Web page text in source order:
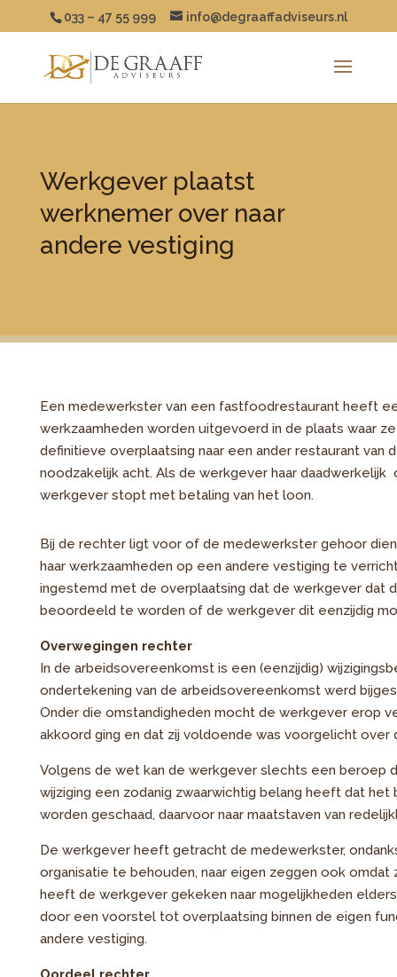
033 – 47 55 999 info@degraaffadviseurs.nl
Werkgever plaatst
werknemer over naar
andere vestiging
Een medewerkster van een fastfoodrestaurant heeft
werkzaamheden worden uitgevoerd in de plaats waar
definitieve overplaatsing naar een ander restaurant
noodzakelijk acht. Als de werkgever haar
werkgever stopt met betaling van het loon.
Bij de rechter ligt voor of de medewerkster gehoor
haar werkzaamheden op een andere vestiging te
ingestemd met de overplaatsing dat de werkgever dat
beoordeeld te worden of de werkgever dit eenzijdig
Overwegingen rechter
In de arbeidsovereenkomst is een (eenzijdig)
ondertekening van de arbeidsovereenkomst werd
Onder die omstandigheden mocht de werkgever erop
akkoord ging en dat zij voldoende was voorgelicht over
Volgens de wet kan de werkgever slechts een beroep
wijziging een zodanig zwaarwichtig belang heeft dat
worden geschaad, daarvoor naar maatstaven van
De werkgever heeft getracht de medewerkster,
organisatie te behouden, naar eigen zeggen ook
heeft de werkgever gekeken naar mogelijkheden
door een voorstel tot overplaatsing binnen de eigen
andere vestiging.